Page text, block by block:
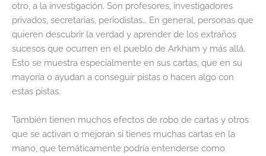
otro, a la investigación. Son profesores, investigadores
privados, secretarias, periodistas… En general, personas que
quieren descubrir la verdad y aprender de los extraños
sucesos que ocurren en el pueblo de Arkham y más allá.
Esto se muestra especialmente en sus cartas, que en su
mayoría o ayudan a conseguir pistas o hacen algo con
estas pistas.
También tienen muchos efectos de robo de cartas y otros
que se activan o mejoran si tienes muchas cartas en la
mano, que temáticamente podría entenderse como